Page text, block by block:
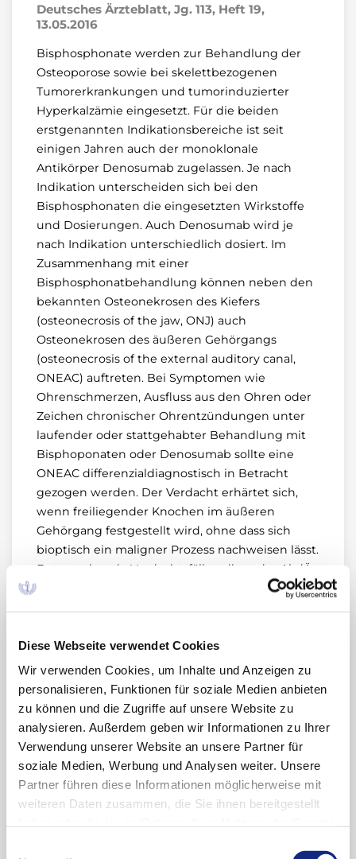
Diese Webseite verwendet Cookies
Wir verwenden Cookies, um Inhalte und Anzeigen zu
personalisieren, Funktionen für soziale Medien anbieten
zu können und die Zugriffe auf unsere Website zu
analysieren. Außerdem geben wir Informationen zu Ihrer
Verwendung unserer Website an unsere Partner für
soziale Medien, Werbung und Analysen weiter. Unsere
Partner führen diese Informationen möglicherweise mit
weiteren Daten zusammen, die Sie ihnen bereitgestellt
Deutsches Ärzteblatt, Jg. 113, Heft 19,
13.05.2016
Bisphosphonate werden zur Behandlung der
Osteoporose sowie bei skelettbezogenen
Tumorerkrankungen und tumorinduzierter
Hyperkalzämie eingesetzt. Für die beiden
erstgenannten Indikationsbereiche ist seit
einigen Jahren auch der monoklonale
Antikörper Denosumab zugelassen. Je nach
Indikation unterscheiden sich bei den
Bisphosphonaten die eingesetzten Wirkstoffe
und Dosierungen. Auch Denosumab wird je
nach Indikation unterschiedlich dosiert. Im
Zusammenhang mit einer
Bisphosphonatbehandlung können neben den
bekannten Osteonekrosen des Kiefers
(osteonecrosis of the jaw, ONJ) auch
Osteonekrosen des äußeren Gehörgangs
(osteonecrosis of the external auditory canal,
ONEAC) auftreten. Bei Symptomen wie
Ohrenschmerzen, Ausfluss aus den Ohren oder
Zeichen chronischer Ohrentzündungen unter
laufender oder stattgehabter Behandlung mit
Bisphoponaten oder Denosumab sollte eine
ONEAC differenzialdiagnostisch in Betracht
gezogen werden. Der Verdacht erhärtet sich,
wenn freiliegender Knochen im äußeren
Gehörgang festgestellt wird, ohne dass sich
bioptisch ein maligner Prozess nachweisen lässt.
Entsprechende Verdachtsfälle sollten der AkdÄ
mitgeteilt werden. Sie können online über
regelmäßig im Deutschen Ärzteblatt
abgedruckt wird.
Archiv